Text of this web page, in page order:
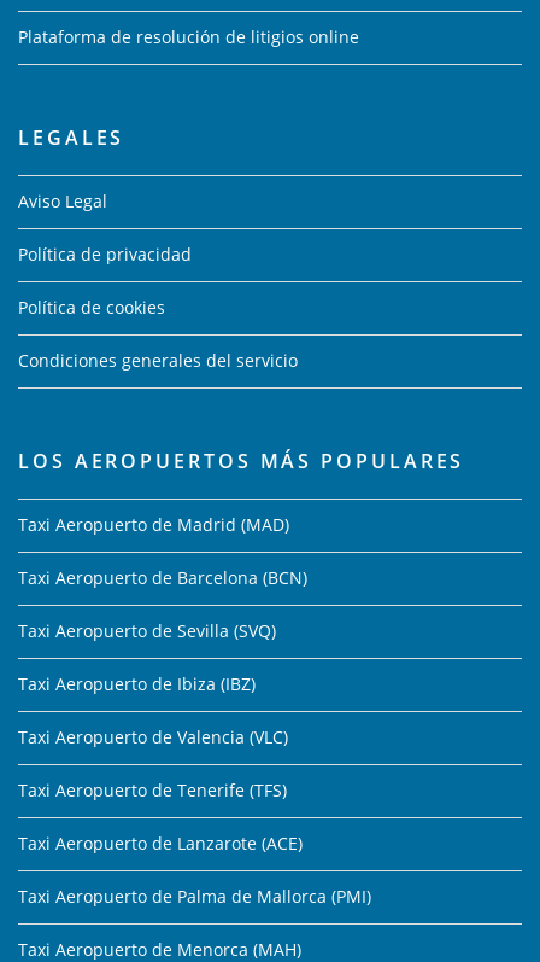
Plataforma de resolución de litigios online
LEGALES
Aviso Legal
Política de privacidad
Política de cookies
Condiciones generales del servicio
LOS AEROPUERTOS MÁS POPULARES
Taxi Aeropuerto de Madrid (MAD)
Taxi Aeropuerto de Barcelona (BCN)
Taxi Aeropuerto de Sevilla (SVQ)
Taxi Aeropuerto de Ibiza (IBZ)
Taxi Aeropuerto de Valencia (VLC)
Taxi Aeropuerto de Tenerife (TFS)
Taxi Aeropuerto de Lanzarote (ACE)
Taxi Aeropuerto de Palma de Mallorca (PMI)
Taxi Aeropuerto de Menorca (MAH)